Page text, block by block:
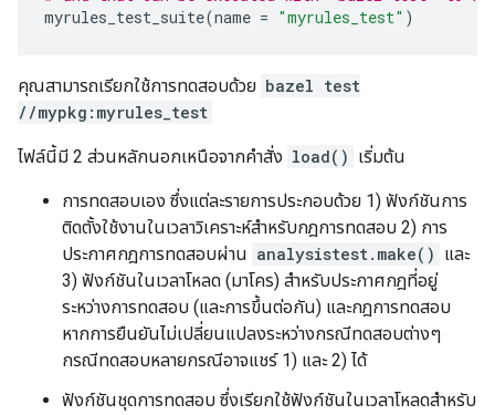
myrules_test_suite(name = "myrules_test" )
คุณสามารถเรียกใช้การทดสอบด้วย bazel test
//mypkg:myrules_test
ไฟล์นี้มี 2 ส่วนหลักนอกเหนือจากคำสั่ง load() เริ่มต้น
การทดสอบเอง ซึ่งแต่ละรายการประกอบด้วย 1) ฟังก์ชันการ
ติดตั้งใช้งานในเวลาวิเคราะห์สำหรับกฎการทดสอบ 2) การ
ประกาศกฎการทดสอบผ่าน analysistest.make() และ
3) ฟังก์ชันในเวลาโหลด (มาโคร) สำหรับประกาศกฎที่อยู่
ระหว่างการทดสอบ (และการขึ้นต่อกัน) และกฎการทดสอบ
หากการยืนยันไม่เปลี่ยนแปลงระหว่างกรณีทดสอบต่างๆ
กรณีทดสอบหลายกรณีอาจแชร์ 1) และ 2) ได้
ฟังก์ชันชุดการทดสอบ ซึ่งเรียกใช้ฟังก์ชันในเวลาโหลดสำหรับ